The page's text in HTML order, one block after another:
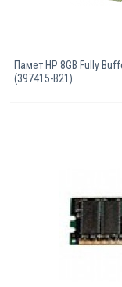
Памет HP 8GB Fully
(397415-B21)